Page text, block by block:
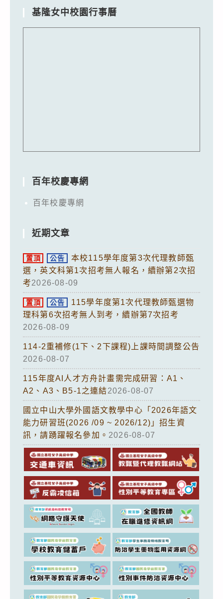
基隆女中校園行事曆
百年校慶專網
百年校慶專網
近期文章
置頂 公告
本校115學年度第3次代理教師甄
選，英文科第1次招考無人報名，續辦第2次招
考2026-08-09
置頂 公告
115學年度第1次代理教師甄選物
理科第6次招考無人到考，續辦第7次招考
2026-08-09
114-2重補修(1下、2下課程)上課時間調整公告
2026-08-07
115年度AI人才方舟計畫需完成研習：A1、
A2、A3、B5-1之連結2026-08-07
國立中山大學外國語文教學中心「2026年語文
能力研習班(2026 /09 ~ 2026/12)」招生資
訊，請踴躍報名參加。 2026-08-07